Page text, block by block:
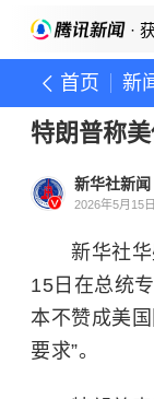
·
首页 新
特朗普称
新华社新闻
2026年5月15
新华社华
15日在总统
本不赞成美
要求”。